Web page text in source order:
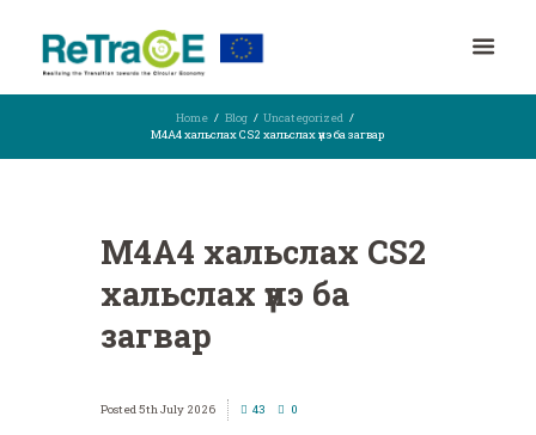
Home Blog
Uncategorized
M4A4 хальслах CS2 хальслах үнэ ба загвар
M4A4 хальслах CS2
хальслах үнэ ба
загвар
5th July 2026 43 0